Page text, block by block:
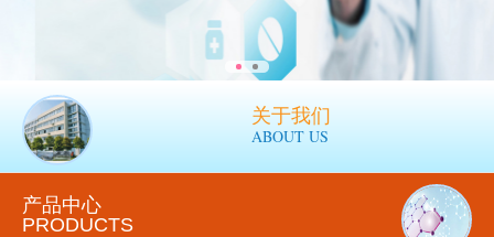
关于我们
ABOUT US
产品中心
PRODUCTS